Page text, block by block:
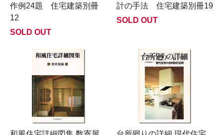
作例24題 住宅建築別冊
12
SOLD OUT
計の手法 住宅建築別冊19
SOLD OUT